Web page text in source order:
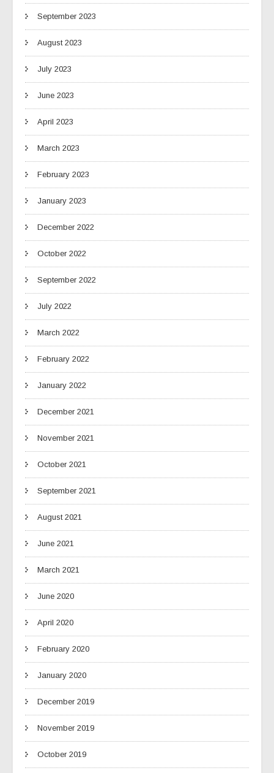
September 2023
August 2023
July 2023
June 2023
April 2023
March 2023
February 2023
January 2023
December 2022
October 2022
September 2022
July 2022
March 2022
February 2022
January 2022
December 2021
November 2021
October 2021
September 2021
August 2021
June 2021
March 2021
June 2020
April 2020
February 2020
January 2020
December 2019
November 2019
October 2019